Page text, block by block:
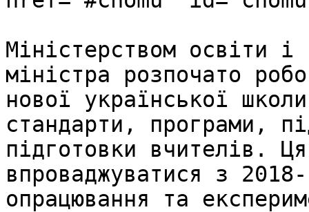
Міністерством освіти
міністра розпочато
нової української
стандарти, програми,
підготовки вчителів.
впроваджуватися з
опрацювання та